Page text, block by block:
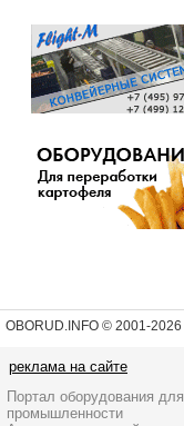
OBORUD.INFO © 2001-2026
реклама на сайте
Портал оборудования
промышленности